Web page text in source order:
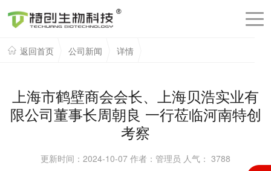
返回首页 公司新闻 详情
上海市鹤壁商会会长、上海贝浩实业有
限公司董事长周朝良 一行莅临河南特创
考察
更新时间：2024-10-07 作者：管理员 人气： 3788